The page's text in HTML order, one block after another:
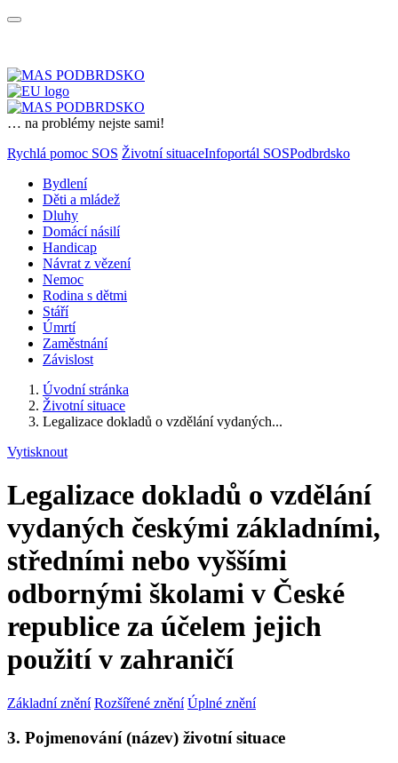
… na problémy nejste sami!
Rychlá pomoc SOS Životní situaceInfoportál SOSPodbrdsko
Bydlení
Děti a mládež
Dluhy
Domácí násilí
Handicap
Návrat z vězení
Nemoc
Rodina s dětmi
Stáří
Úmrtí
Zaměstnání
Závislost
Úvodní stránka
Životní situace
Legalizace dokladů o vzdělání vydaných...
Vytisknout
Legalizace dokladů o vzdělání
vydaných českými základními,
středními nebo vyššími
odbornými školami v České
republice za účelem jejich
použití v zahraničí
Základní znění Rozšířené znění Úplné znění
3. Pojmenování (název) životní situace